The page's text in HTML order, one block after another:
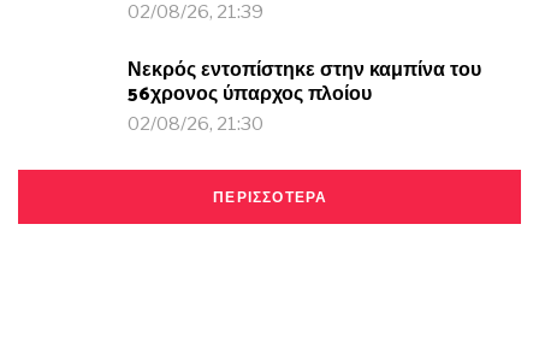
02/08/26, 21:39
Νεκρός εντοπίστηκε στην καμπίνα του
56χρονος ύπαρχος πλοίου
02/08/26, 21:30
ΠΕΡΙΣΣΟΤΕΡΑ